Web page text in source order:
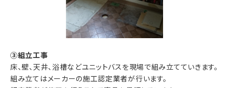
③組立工事
床、壁、天井、浴槽などユニットバスを現場で組み立てていきます。
組み立てはメーカーの施工認定業者が行います。